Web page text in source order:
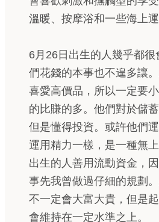
溫暖、按摩浴和一些海上運
6月26日出生的人幾乎都
們花錢的本事也不遑多讓
喜愛高價品，所以一定要
的比賺的多。他們對於儲
但是懂得投資。或許他們
運用精力一樣，是一種無
出生的人善用流動資金，
事先我曾做過仔細的規劃
不一定會大富大貴，但是
會維持在一定水準之上。